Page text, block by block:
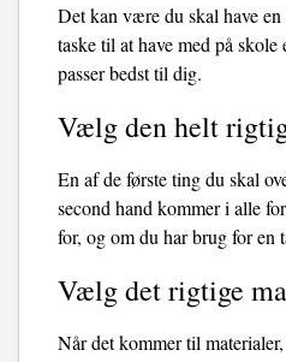
Det kan være du skal have
taske til at have med på
passer bedst til dig.
Vælg den helt
En af de første ting du skal
second hand kommer i alle
for, og om du har brug for en
Vælg det rigtige
Når det kommer til